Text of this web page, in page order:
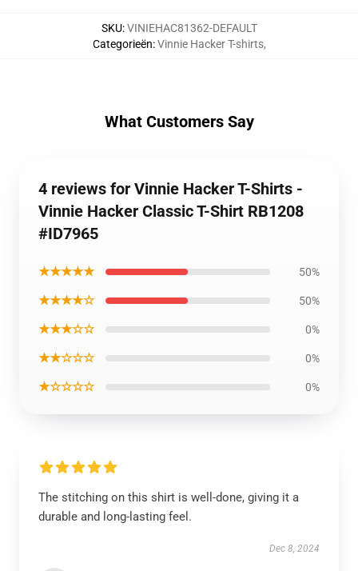
SKU:VINIEHAC81362-DEFAULT
Categorieën:Vinnie Hacker T-shirts,
What Customers Say
4 reviews for Vinnie Hacker T-Shirts -
Vinnie Hacker Classic T-Shirt RB1208
#ID7965
★★★★★ 50%
★★★★☆ 50%
★★★☆☆ 0%
★★☆☆☆ 0%
★☆☆☆☆ 0%
The stitching on this shirt is well-done, giving it a
durable and long-lasting feel.
Dec 8, 2024